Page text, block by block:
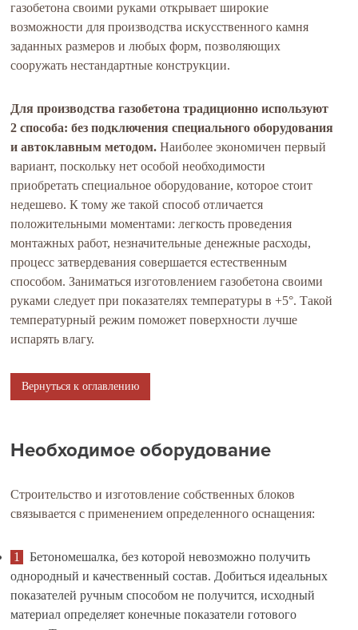
газобетона своими руками открывает широкие
возможности для производства искусственного камня
заданных размеров и любых форм, позволяющих
сооружать нестандартные конструкции.
Для производства газобетона традиционно используют
2 способа: без подключения специального оборудования
и автоклавным методом. Наиболее экономичен первый
вариант, поскольку нет особой необходимости
приобретать специальное оборудование, которое стоит
недешево. К тому же такой способ отличается
положительными моментами: легкость проведения
монтажных работ, незначительные денежные расходы,
процесс затвердевания совершается естественным
способом. Заниматься изготовлением газобетона своими
руками следует при показателях температуры в +5°. Такой
температурный режим поможет поверхности лучше
испарять влагу.
Вернуться к оглавлению
Необходимое оборудование
Строительство и изготовление собственных блоков
связывается с применением определенного оснащения:
Бетономешалка, без которой невозможно получить
однородный и качественный состав. Добиться идеальных
показателей ручным способом не получится, исходный
материал определяет конечные показатели готового